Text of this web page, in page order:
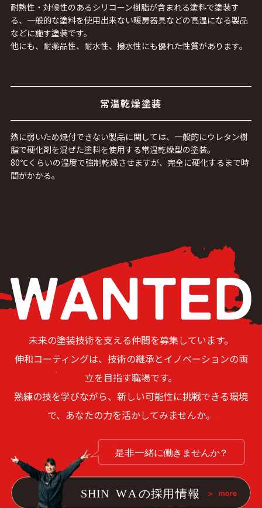
耐熱性・対候性のあるシリコーン樹脂が含まれる塗料で塗装す
る、一般的な塗料を使用出来ない暖房器具などの高温になる製品
などに施す塗装です。
他にも、耐薬品性、耐水性、撥水性にも優れた性質があります。
常温乾燥塗装
熱に弱いため焼付できない製品に関しては、一般的にウレタン樹
脂で硬化剤を混ぜた塗料を使用する常温乾燥型の塗装。
80℃くらいの温度で強制乾燥させますが、完全に硬化するまで時
間がかかる。
未来の塗装技術を支える仲間を募集しています。
伸和コーティングは、技術の継承とイノベーションの両
立を目指す職場です。
熟練の技を学びながら、新しい可能性に挑戦できる環境
で、あなたの力を活かしてみませんか。